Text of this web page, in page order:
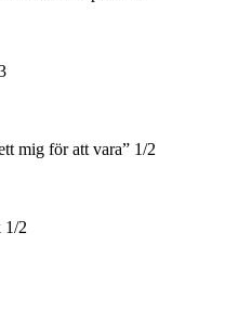
mig för att vara” 1/2
1/2